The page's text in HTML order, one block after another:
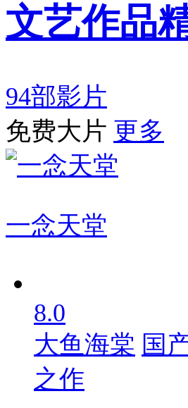
文艺作品
94部影片
免费大片 更多
一念天堂
8.0
大鱼海棠 国
之作